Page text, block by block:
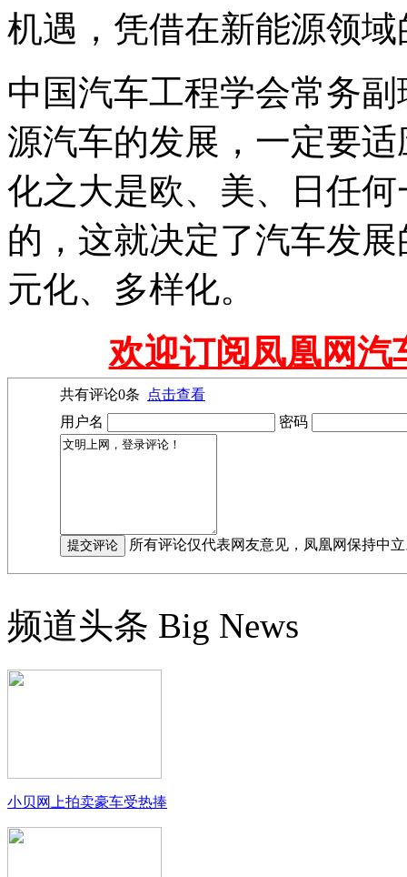
机遇，凭借在新能源领
中国汽车工程学会常务副
源汽车的发展，一定要
化之大是欧、美、日任
的，这就决定了汽车发
元化、多样化。
欢迎订阅凤凰网汽
共有评论0条
点击查看
用户名
密码
所有评论仅代表网友意见，凤凰网保持中
频道头条 Big News
小贝网上拍卖豪车受热捧